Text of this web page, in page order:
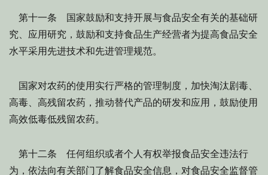
第十一条 国家鼓励和支持开展与食品安全有关的基础研
究、应用研究，鼓励和支持食品生产经营者为提高食品安全
水平采用先进技术和先进管理规范。
国家对农药的使用实行严格的管理制度，加快淘汰剧毒、
高毒、高残留农药，推动替代产品的研发和应用，鼓励使用
高效低毒低残留农药。
第十二条 任何组织或者个人有权举报食品安全违法行
为，依法向有关部门了解食品安全信息，对食品安全监督管